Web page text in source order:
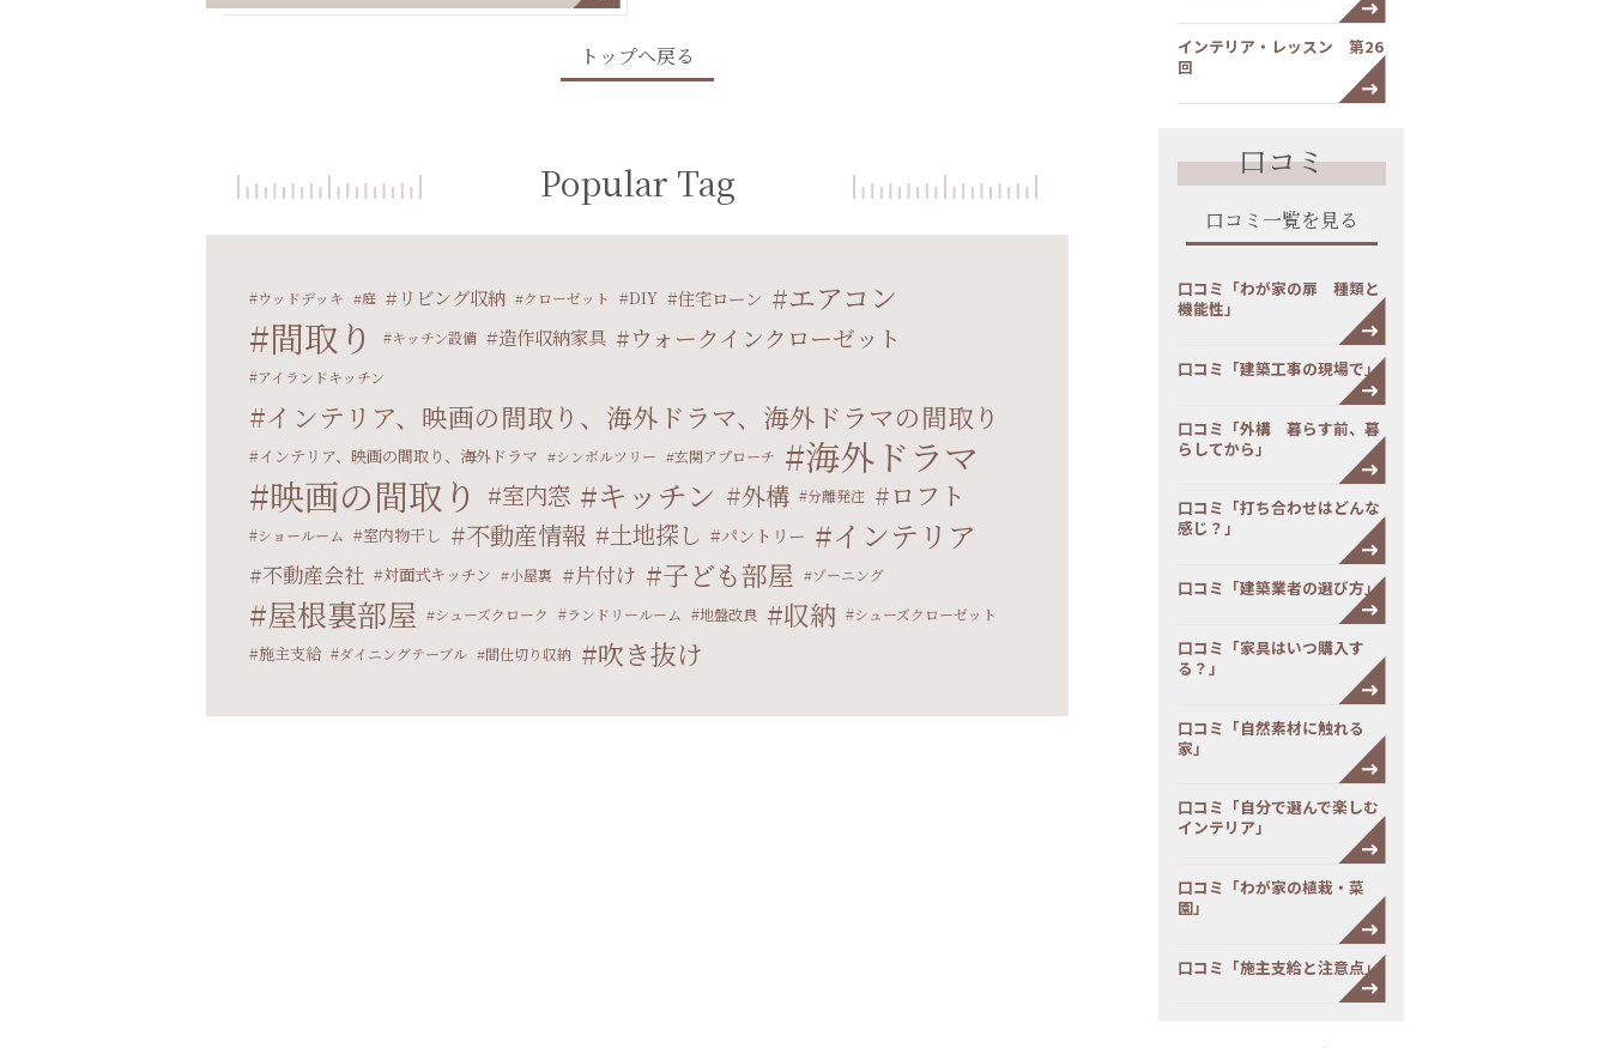
トップへ戻る
Popular Tag
ウッドデッキ 庭 リビング収納 クローゼット DIY 住宅ローン エアコン
間取り キッチン設備 造作収納家具 ウォークインクローゼット
アイランドキッチン
インテリア、映画の間取り、海外ドラマ、海外ドラマの間取り
インテリア、映画の間取り、海外ドラマ シンボルツリー 玄関アプローチ
海外ドラマ
映画の間取り
室内窓 キッチン 外構 分離発注 ロフト
ショールーム 室内物干し 不動産情報 土地探し パントリー インテリア
不動産会社 対面式キッチン 小屋裏 片付け 子ども部屋 ゾーニング
屋根裏部屋 シューズクローク ランドリールーム 地盤改良 収納 シューズクローゼット
施主支給 ダイニングテーブル 間仕切り収納 吹き抜け
インテリア・レッスン 第26
回
口コミ
口コミ一覧を見る
口コミ「わが家の扉 種類と
機能性」
口コミ「建築工事の現場で」
口コミ「外構 暮らす前、暮
らしてから」
口コミ「打ち合わせはどんな
感じ？」
口コミ「建築業者の選び方」
口コミ「家具はいつ購入す
る？」
口コミ「自然素材に触れる
家」
口コミ「自分で選んで楽しむ
インテリア」
口コミ「わが家の植栽・菜
園」
口コミ「施主支給と注意点」